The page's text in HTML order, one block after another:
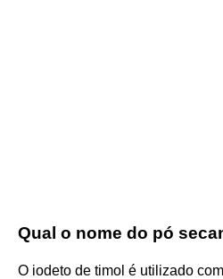
Qual o nome do pó
O iodeto de timol é utilizado